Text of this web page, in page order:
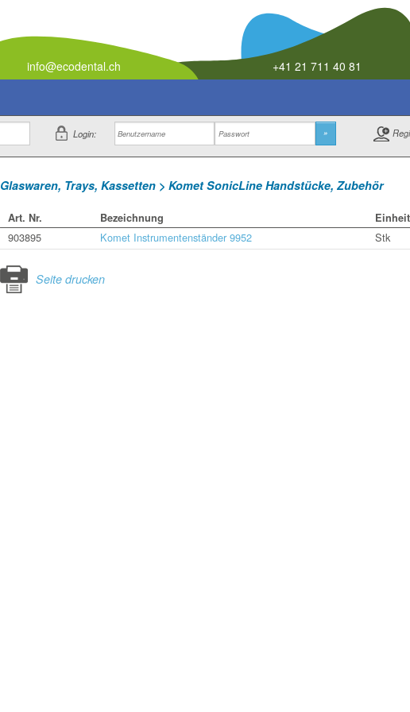
info@ecodental.ch +41 21 711 40 81
Login: »
Glaswaren, Trays, Kassetten > Komet SonicLine Handstücke, Zubehör
Art. Nr. Bezeichnung Einheit
903895 Komet Instrumentenständer 9952 Stk
Seite drucken